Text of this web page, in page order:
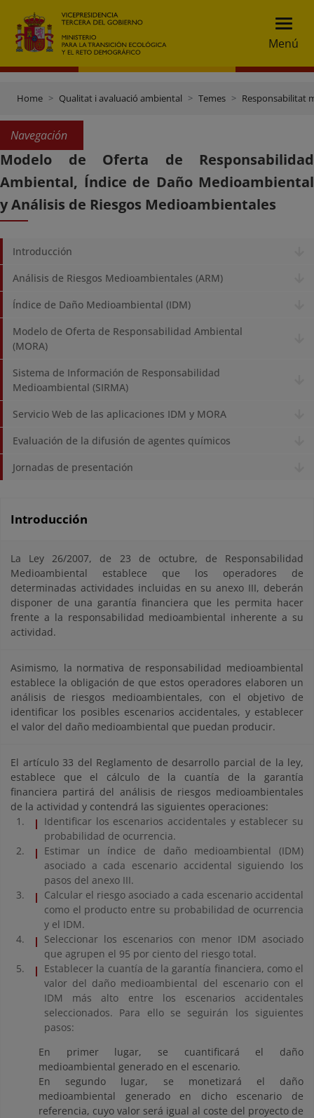
Menú
Home Qualitat i avaluació ambiental Temes Responsabilitat
Navegación
Modelo de Oferta de Responsabilidad
Ambiental, Índice de Daño Medioambiental
y Análisis de Riesgos Medioambientales
Introducción
Análisis de Riesgos Medioambientales (ARM)
Índice de Daño Medioambiental (IDM)
Modelo de Oferta de Responsabilidad Ambiental
(MORA)
Sistema de Información de Responsabilidad
Medioambiental (SIRMA)
Servicio Web de las aplicaciones IDM y MORA
Evaluación de la difusión de agentes químicos
Jornadas de presentación
Introducción
La Ley 26/2007, de 23 de octubre, de Responsabilidad
Medioambiental establece que los operadores de
determinadas actividades incluidas en su anexo III, deberán
disponer de una garantía financiera que les permita hacer
frente a la responsabilidad medioambiental inherente a su
actividad.
Asimismo, la normativa de responsabilidad medioambiental
establece la obligación de que estos operadores elaboren un
análisis de riesgos medioambientales, con el objetivo de
identificar los posibles escenarios accidentales, y establecer
el valor del daño medioambiental que puedan producir.
El artículo 33 del Reglamento de desarrollo parcial de la ley,
establece que el cálculo de la cuantía de la garantía
financiera partirá del análisis de riesgos medioambientales
de la actividad y contendrá las siguientes operaciones:
Identificar los escenarios accidentales y establecer su
probabilidad de ocurrencia.
Estimar un índice de daño medioambiental (IDM)
asociado a cada escenario accidental siguiendo los
pasos del anexo III.
Calcular el riesgo asociado a cada escenario accidental
como el producto entre su probabilidad de ocurrencia
y el IDM.
Seleccionar los escenarios con menor IDM asociado
que agrupen el 95 por ciento del riesgo total.
Establecer la cuantía de la garantía financiera, como el
valor del daño medioambiental del escenario con el
IDM más alto entre los escenarios accidentales
seleccionados. Para ello se seguirán los siguientes
pasos:
En primer lugar, se cuantificará el daño
medioambiental generado en el escenario.
En segundo lugar, se monetizará el daño
medioambiental generado en dicho escenario de
referencia, cuyo valor será igual al coste del proyecto de